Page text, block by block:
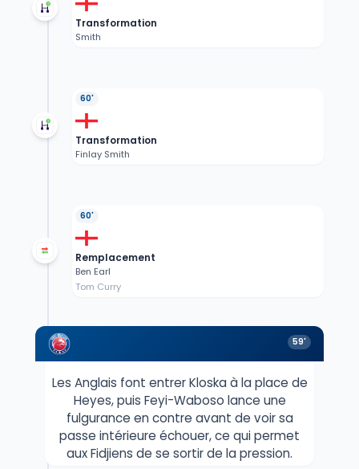
Transformation
Smith
60'
Transformation
Finlay Smith
60'
Remplacement
Ben Earl
Tom Curry
59'
Les Anglais font entrer Kloska à la place de
Heyes, puis Feyi-Waboso lance une
fulgurance en contre avant de voir sa
passe intérieure échouer, ce qui permet
aux Fidjiens de se sortir de la pression.